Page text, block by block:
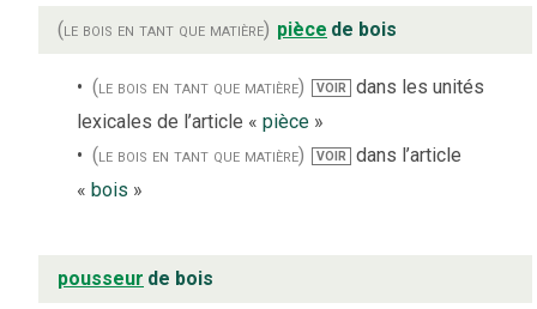
(le bois en tant que matière) pièce de bois
(le bois en tant que matière) VOIR
dans les unités
lexicales de l’article « pièce »
(le bois en tant que matière)
VOIR dans l’article
« bois »
pousseur de bois